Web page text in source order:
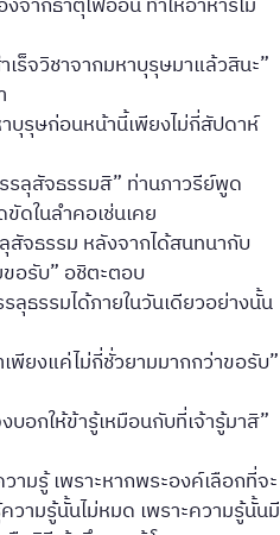
เร็จวิชาจากมหาบุรุษมาแล้วสินะ”
บุรุษก่อนหน้านี้เพียงไม่กี่สัปดาห์
รลุสัจธรรมสิ” ท่านภาวรีย์พูด
ดในลำคอเช่นเคย
จธรรม หลังจากได้สนทนากับ
อรับ” อชิตะตอบ
ลุธรรมได้ภายในวันเดียวอย่างนั้น
ยงแค่ไม่กี่ชั่วยามมากกว่าขอรับ”
บอกให้ข้ารู้เหมือนกับที่เจ้ารู้มาสิ”
มรู้ เพราะหากพระองค์เลือกที่จะ
ามรู้นั้นไม่หมด เพราะความรู้นั้นมี